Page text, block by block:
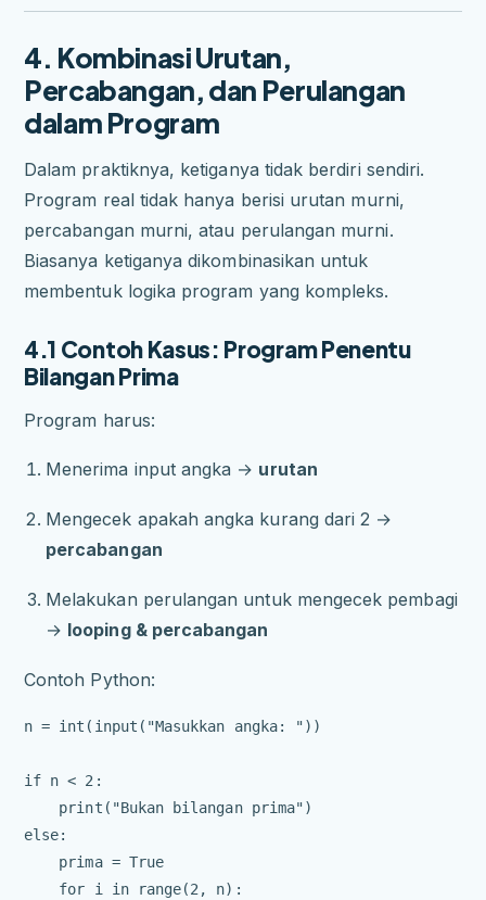
4. Kombinasi Urutan,
Percabangan, dan Perulangan
dalam Program
Dalam praktiknya, ketiganya tidak berdiri sendiri.
Program real tidak hanya berisi urutan murni,
percabangan murni, atau perulangan murni.
Biasanya ketiganya dikombinasikan untuk
membentuk logika program yang kompleks.
4.1 Contoh Kasus: Program Penentu
Bilangan Prima
Program harus:
Menerima input angka → urutan
Mengecek apakah angka kurang dari 2 →
percabangan
Melakukan perulangan untuk mengecek pembagi
→ looping & percabangan
Contoh Python:
n = int(input("Masukkan angka: "))
if n < 2:
    print("Bukan bilangan prima")
else:
    prima = True
    for i in range(2, n):